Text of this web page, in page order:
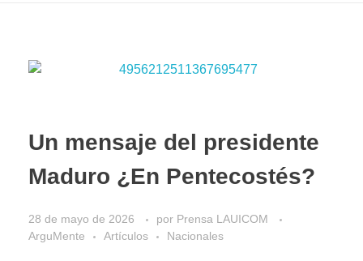
Un mensaje del presidente
Maduro ¿En Pentecostés?
28 de mayo de 2026 por Prensa LAUICOM
ArguMente
Artículos Nacionales